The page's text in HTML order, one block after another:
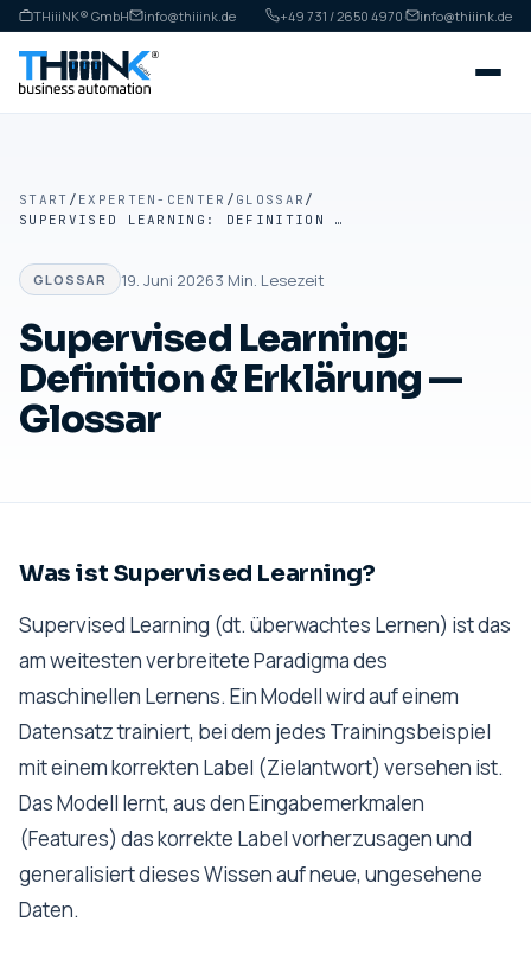
THiiiNK® GmbH info@thiiink.de +49 731 / 2650 4970· info@thiiink.de
START / EXPERTEN-CENTER / GLOSSAR /
SUPERVISED LEARNING: DEFINITION & ERKLÄRUNG — GLOSSAR
GLOSSAR 19. Juni 20263 Min. Lesezeit
Supervised Learning:
Definition & Erklärung —
Glossar
Was ist Supervised Learning?
Supervised Learning (dt. überwachtes Lernen) ist das
am weitesten verbreitete Paradigma des
maschinellen Lernens. Ein Modell wird auf einem
Datensatz trainiert, bei dem jedes Trainingsbeispiel
mit einem korrekten Label (Zielantwort) versehen ist.
Das Modell lernt, aus den Eingabemerkmalen
(Features) das korrekte Label vorherzusagen und
generalisiert dieses Wissen auf neue, ungesehene
Daten.